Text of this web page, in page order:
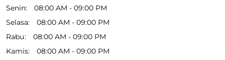
Senin
08:00 AM - 09:00 PM
Selasa
08:00 AM - 09:00 PM
Rabu
08:00 AM - 09:00 PM
Kamis
08:00 AM - 09:00 PM